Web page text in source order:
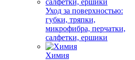
Уход за поверхностью:
губки, тряпки,
микрофибра, перчатки,
салфетки, ершики
Химия